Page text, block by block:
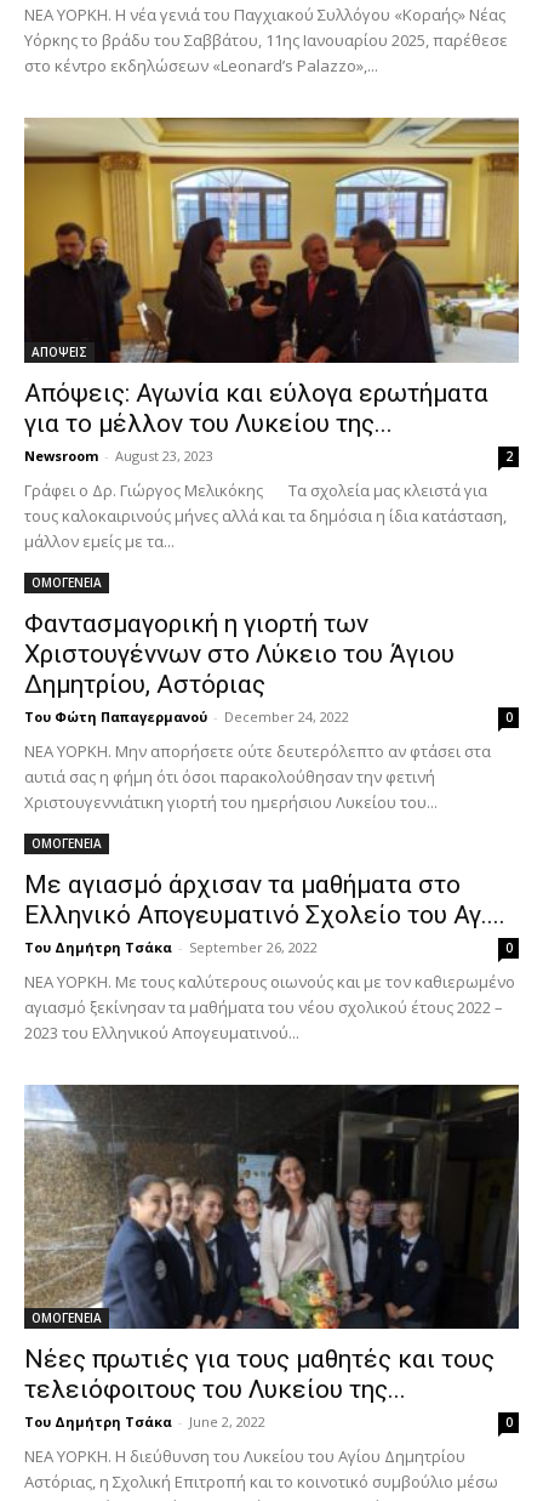
ΝΕΑ ΥΟΡΚΗ. Η νέα γενιά του Παγχιακού Συλλόγου «Κοραής» Νέας
Υόρκης το βράδυ του Σαββάτου, 11ης Ιανουαρίου 2025, παρέθεσε
στο κέντρο εκδηλώσεων «Leonard’s Palazzo»,...
ΑΠΟΨΕΙΣ
Απόψεις: Αγωνία και εύλογα ερωτήματα
για το μέλλον του Λυκείου της...
Newsroom - August 23, 2023 2
Γράφει ο Δρ. Γιώργος Μελικόκης Τα σχολεία μας κλειστά για
τoυς καλοκαιρινούς μήνες αλλά και τα δημόσια η ίδια κατάσταση,
μάλλον εμείς με τα...
ΟΜΟΓΕΝΕΙΑ
Φαντασμαγορική η γιορτή των
Χριστουγέννων στο Λύκειο του Άγιου
Δημητρίου, Αστόριας
Του Φώτη Παπαγερμανού - December 24, 2022 0
ΝΕΑ ΥΟΡΚΗ. Μην απορήσετε ούτε δευτερόλεπτο αν φτάσει στα
αυτιά σας η φήμη ότι όσοι παρακολούθησαν την φετινή
Χριστουγεννιάτικη γιορτή του ημερήσιου Λυκείου του...
ΟΜΟΓΕΝΕΙΑ
Με αγιασμό άρχισαν τα μαθήματα στο
Ελληνικό Απογευματινό Σχολείο του Αγ....
Του Δημήτρη Τσάκα - September 26, 2022 0
ΝΕΑ ΥΟΡΚΗ. Με τους καλύτερους οιωνούς και με τον καθιερωμένο
αγιασμό ξεκίνησαν τα μαθήματα του νέου σχολικού έτους 2022 –
2023 του Ελληνικού Απογευματινού...
ΟΜΟΓΕΝΕΙΑ
Νέες πρωτιές για τους μαθητές και τους
τελειόφοιτους του Λυκείου της...
Του Δημήτρη Τσάκα - June 2, 2022 0
ΝΕΑ ΥΟΡΚΗ. Η διεύθυνση του Λυκείου του Αγίου Δημητρίου
Αστόριας, η Σχολική Επιτροπή και το κοινοτικό συμβούλιο μέσω